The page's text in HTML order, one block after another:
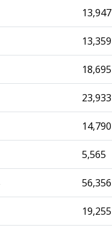
13,947
13,359
18,695
23,933
14,790
5,565
56,356
19,255